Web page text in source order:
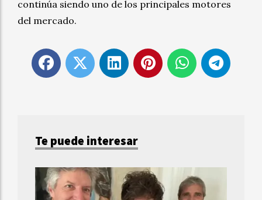
continúa siendo uno de los principales motores
del mercado.
Te puede interesar